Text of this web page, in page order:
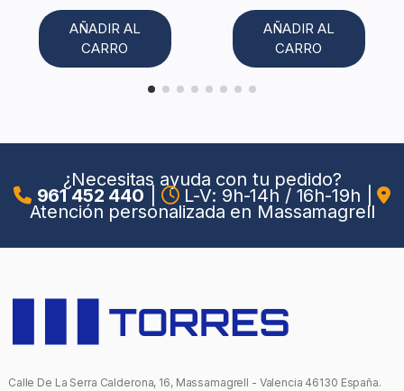
AÑADIR AL
CARRO
AÑADIR AL
CARRO
¿Necesitas ayuda con tu pedido?
961 452 440 L-V: 9h-14h / 16h-19h
Atención personalizada en Massamagrell
Calle De La Serra Calderona, 16, Massamagrell - Valencia 46130 España.